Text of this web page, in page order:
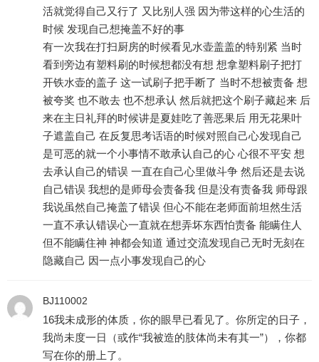
活就觉得自己又行了 又比别人强 因为带这样的心生活的
时候 发现自己想掩盖不好的事
有一次我在打扫厨房的时候看见水壶盖盖的特别紧 当时
看到旁边有塑料刷的时候想都没有想 想拿塑料刷子把打
开铁水壶的盖子 这一试刷子把手断了 当时不想被责备 想
被夸奖 也不敢去 也不想承认 然后就把这个刷子藏起来 后
来在主日礼拜的时候讲是夏娃吃了善恶果后 用无花果叶
子遮盖自己 在反复思考话语的时候对照自己心发现自己
是可恶的就一个小事情不敢承认自己的心 心很不平安 想
去承认自己的错误 一直在自己心里做斗争 然后还是去说
自己错误 我想的是师母会责备我 但是没有责备我 师母跟
我说虽然自己掩盖了错误 但心不能在老师面前坦然生活
一直不承认错误心一直就在想弄坏东西怕责备 能瞒住人
但不能瞒住神 神都会知道 通过交流发现自己无时无刻在
隐藏自己 因一点小事发现自己的心
BJ110002
16我未成形的体质，你的眼早已看见了。你所定的日子，
我尚未度一日（或作“我被造的肢体尚未有其一”），你都
写在你的册上了。